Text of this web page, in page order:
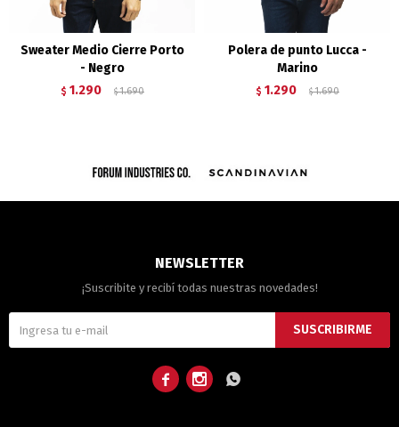
Sweater Medio Cierre Porto
- Negro
$ 1.290 $ 1.690
Polera de punto Lucca -
Marino
$ 1.290 $ 1.690
NEWSLETTER
¡Suscribite y recibí todas nuestras novedades!
SUSCRIBIRME
  